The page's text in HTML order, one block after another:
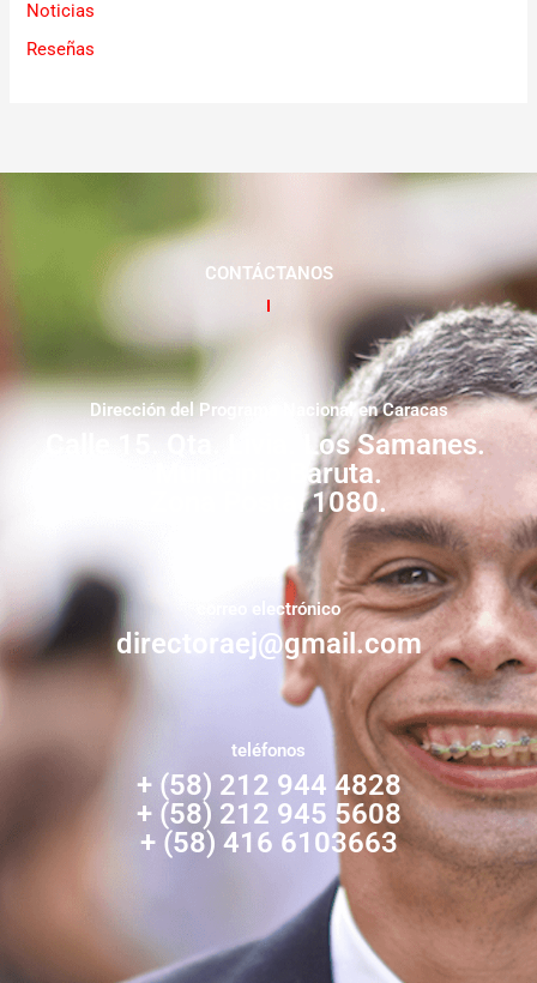
Noticias
Reseñas
CONTÁCTANOS
Dirección del Programa Nacional en Caracas
Calle 15. Qta. Livia. Los Samanes.
Municipio Baruta.
Zona Postal 1080.
correo electrónico
directoraej@gmail.com
teléfonos
+ (58) 212 944 4828
+ (58) 212 945 5608
+ (58) 416 6103663